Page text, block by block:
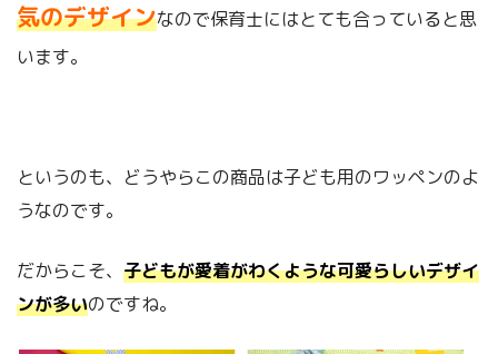
気のデザインなので保育士にはとても合っていると思
います。
というのも、どうやらこの商品は子ども用のワッペンのよ
うなのです。
だからこそ、 子どもが愛着がわくような可愛らしいデザイ
ンが多いのですね。